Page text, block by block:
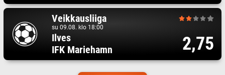
Veikkausliiga
su 09.08. klo 18:00
Ilves
IFK Mariehamn
2,75